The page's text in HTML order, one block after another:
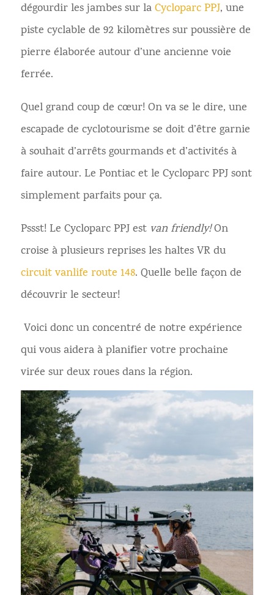
dégourdir les jambes sur laCycloparc PPJ, une
piste cyclable de 92 kilomètres sur poussière de
pierre élaborée autour d’une ancienne voie
ferrée.
Quel grand coup de cœur! On va se le dire, une
escapade de cyclotourisme se doit d’être garnie
à souhait d’arrêts gourmands et d’activités à
faire autour. Le Pontiac et le Cycloparc PPJ sont
simplement parfaits pour ça.
Pssst! Le Cycloparc PPJ est van friendly!On
croise à plusieurs reprises les haltes VR du
circuit vanlife route 148. Quelle belle façon de
découvrir le secteur!
Voici donc un concentré de notre expérience
qui vous aidera à planifier votre prochaine
virée sur deux roues dans la région.